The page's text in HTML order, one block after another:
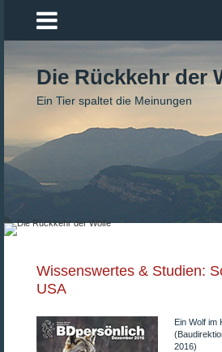
Mythenfilm
Aktuell
Shop
VoD/Streaming
zrugg
Street of Resistance
Automania – von A nach B
Die Rückkehr der
Ein Tier spaltet die Meinungen
Wissenswertes & Studien:
USA
Ein Wolf im
2016)